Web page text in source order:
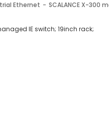
Ethernet SCALANCE X-300